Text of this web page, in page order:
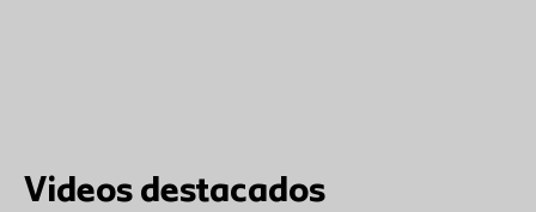
Videos destacados